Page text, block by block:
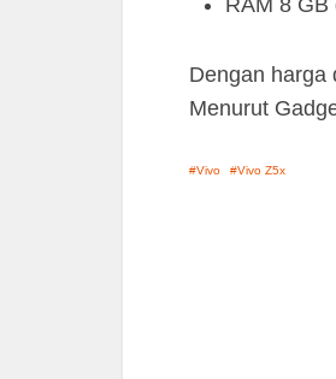
Dengan harga
Menurut
Vivo Vivo Z5x